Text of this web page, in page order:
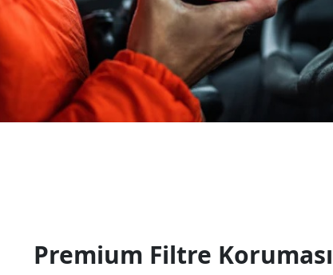
Premium Filtre Koruması